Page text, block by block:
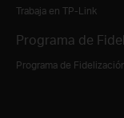
Trabaja en TP-Link
Programa de
Programa de